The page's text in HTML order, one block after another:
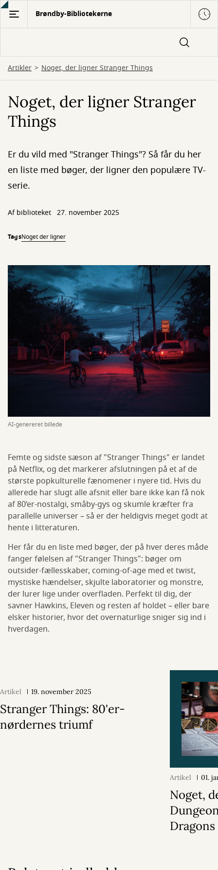
Gå
hovedindhold
Brøndby-Bibliotekerne
Artikler Noget, der ligner Stranger Things
Noget, der ligner Stranger
Things
Er du vild med "Stranger Things"? Så får du her
en liste med bøger, der ligner den populære TV-
serie.
Af biblioteket 27. november 2025
TagsNoget der ligner
AI-genereret billede
Femte og sidste sæson af "Stranger Things" er landet
på Netflix, og det markerer afslutningen på et af de
største popkulturelle fænomener i nyere tid. Hvis du
allerede har slugt alle afsnit eller bare ikke kan få nok
af 80’er-nostalgi, småby-gys og skumle kræfter fra
parallelle universer – så er der heldigvis meget godt at
hente i litteraturen.
Her får du en liste med bøger, der på hver deres måde
fanger følelsen af "Stranger Things": bøger om
outsider-fællesskaber, coming-of-age med et twist,
mystiske hændelser, skjulte laboratorier og monstre,
der lurer lige under overfladen. Perfekt til dig, der
savner Hawkins, Eleven og resten af holdet – eller bare
elsker historier, hvor det overnaturlige sniger sig ind i
hverdagen.
Artikel 19. november 2025
Stranger Things: 80'er-
nørdernes triumf
Artikel 01.
Noget,
Dragons